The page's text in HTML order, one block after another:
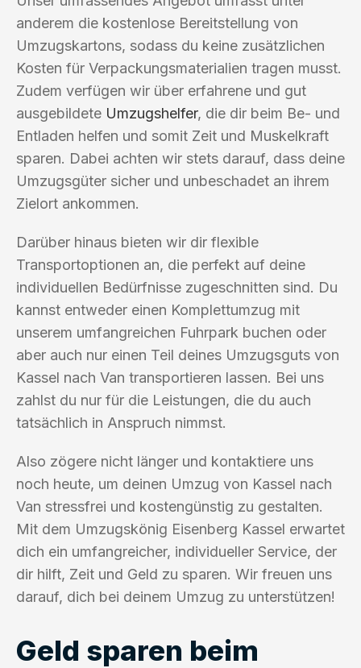
anderem die kostenlose Bereitstellung von
Umzugskartons, sodass du keine zusätzlichen
Kosten für Verpackungsmaterialien tragen musst.
Zudem verfügen wir über erfahrene und gut
ausgebildete Umzugshelfer, die dir beim Be- und
Entladen helfen und somit Zeit und Muskelkraft
sparen. Dabei achten wir stets darauf, dass deine
Umzugsgüter sicher und unbeschadet an ihrem
Zielort ankommen.
Darüber hinaus bieten wir dir flexible
Transportoptionen an, die perfekt auf deine
individuellen Bedürfnisse zugeschnitten sind. Du
kannst entweder einen Komplettumzug mit
unserem umfangreichen Fuhrpark buchen oder
aber auch nur einen Teil deines Umzugsguts von
Kassel nach Van transportieren lassen. Bei uns
zahlst du nur für die Leistungen, die du auch
tatsächlich in Anspruch nimmst.
Also zögere nicht länger und kontaktiere uns
noch heute, um deinen Umzug von Kassel nach
Van stressfrei und kostengünstig zu gestalten.
Mit dem Umzugskönig Eisenberg Kassel erwartet
dich ein umfangreicher, individueller Service, der
dir hilft, Zeit und Geld zu sparen. Wir freuen uns
darauf, dich bei deinem Umzug zu unterstützen!
Geld sparen beim